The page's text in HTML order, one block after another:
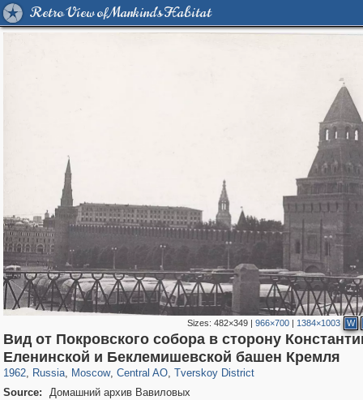
Retro View of Mankind's Habitat
Sizes:482×349 |966×700 | 1384×1003 W
Вид от Покровского собора в сторону
Еленинской и Беклемишевской башен Кремля
1962, Russia
1,406,849 29,243
, Moscow
319,861 8,286
, Central AO
160,009 5,916
, Tverskoy District
53,052 2,283
Source:
Домашний архив Вавиловых